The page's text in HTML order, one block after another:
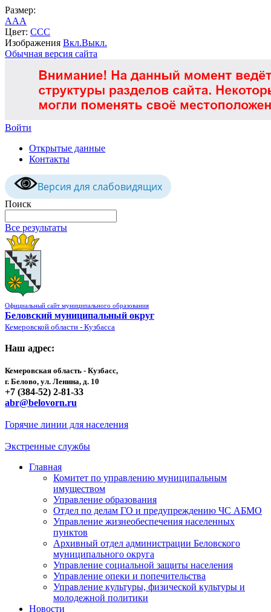
Размер:
AAA
Цвет: CCC
Изображения Вкл.Выкл.
Обычная версия сайта
Войти
Открытые данные
Контакты
Версия для слабовидящих
Поиск
Все результаты
Официальный сайт муниципального образования
Беловский муниципальный округ
Кемеровской области - Кузбасса
Наш адрес:
Кемеровская область - Кузбасс,
г. Белово, ул. Ленина, д. 10
+7 (384-52) 2-81-33
abr@belovorn.ru
Горячие линии для населения
Экстренные службы
Главная
Комитет по управлению муниципальным
имуществом
Управление образования
Отдел по делам ГО и предупреждению ЧС АБМО
Управление жизнеобеспечения населенных
пунктов
Архивный отдел администрации Беловского
муниципального округа
Управление социальной защиты населения
Управление опеки и попечительства
Управление культуры, физической культуры и
молодежной политики
Новости